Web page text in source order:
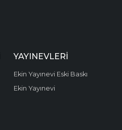
YAYINEVLERI
Ekin Yayınevi Eski Baskı
Ekin Yayınevi